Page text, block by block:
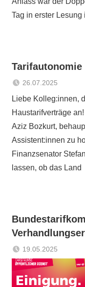
Tag in erster
Tarifautonomie
26.07.2025
Sabrina
Liebe Kolleg:innen,
Haustarifverträge
Aziz Bozkurt,
Assistent:innen zu
Finanzsenator
lassen, ob das Land
19.05.2025